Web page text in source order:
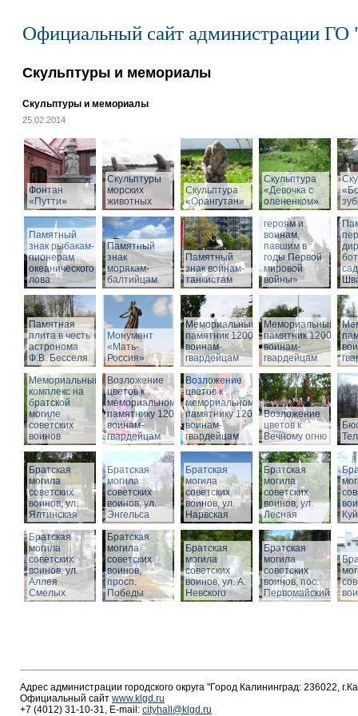
Официальный сайт администрации ГО
Скульптуры и мемориалы
Скульптуры и мемориалы
25.02.2014
Фонтан
«Путти»
Скульптуры
морских
животных
Скульптура
«Орангутан»
Скульптура
«Девочка с
олененком»
Памятный
знак рыбакам-
пионерам
океанического
лова
Памятный
знак
морякам-
балтийцам
Памятный
знак воинам-
танкистам
Памятник
«Российским
героям и
воинам,
павшим в
годы Первой
мировой
войны»
Памятная
плита в честь
астронома
Ф.В. Бесселя
Монумент
«Мать-
Россия»
Мемориальный
памятник 1200
воинам-
гвардейцам
Мемориальный
памятник 1200
воинам-
гвардейцам
Мемориальный
комплекс на
братской
могиле
советских
воинов
Возложение
цветов к
мемориальному
памятнику 1200
воинам-
гвардейцам
Возложение
цветов к
мемориальному
памятнику 1200
воинам-
гвардейцам
Возложение
цветов к
Вечному огню
Братская
могила
советских
воинов, ул.
Ялтинская
Братская
могила
советских
воинов, ул.
Энгельса
Братская
могила
советских
воинов, ул.
Нарвская
Братская
могила
советских
воинов, ул.
Лесная
Братская
могила
советских
воинов, ул.
Аллея
Смелых
Братская
могила
советских
воинов,
просп.
Победы
Братская
могила
советских
воинов, ул. А.
Невского
Братская
могила
советских
воинов, пос.
Первомайский
Адрес администрации городского округа "Город Калининград: 236022,
Официальный сайт www.klgd.ru
+7 (4012) 31-10-31, E-mail: cityhall@klgd.ru